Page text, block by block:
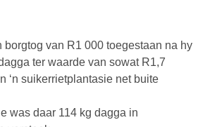
borgtog van R1 000 toegestaan na hy
ter waarde van sowat R1,7
‘n suikerrietplantasie net buite
was daar 114 kg dagga in